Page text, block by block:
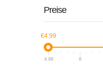
Preise
€4.99
4.99 8